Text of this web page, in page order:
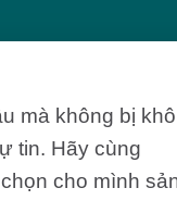
mà không bị khô
tin. Hãy cùng
cho mình